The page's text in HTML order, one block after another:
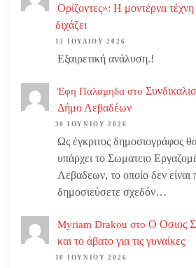
Ορίζοντες»: Η μοντέρνα
διχάζει
13 ΙΟΥΛΊΟΥ 2026
Εξαιρετική ανάλυση.!
Έφη Παλαμηδα στο
Δήμο Λεβαδέων
30 ΙΟΥΝΊΟΥ 2026
Ως έγκριτος δημοσιογράφος
υπάρχει το Σωματειο
Λεβαδεων, το οποίο δεν
δημοσιεύσετε σχεδόν…
Myriam Drakou στο Ο Οσιος
και το άβατο για τις γυναίκες
10 ΙΟΥΝΊΟΥ 2026